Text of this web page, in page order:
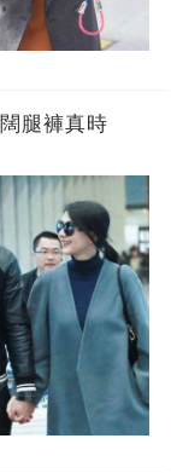
腿褲真時